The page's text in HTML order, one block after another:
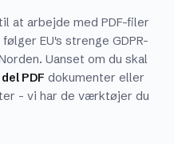
at arbejde med PDF-filer
EU's strenge GDPR-
Uanset om du skal
del PDF dokumenter eller
- vi har de værktøjer du